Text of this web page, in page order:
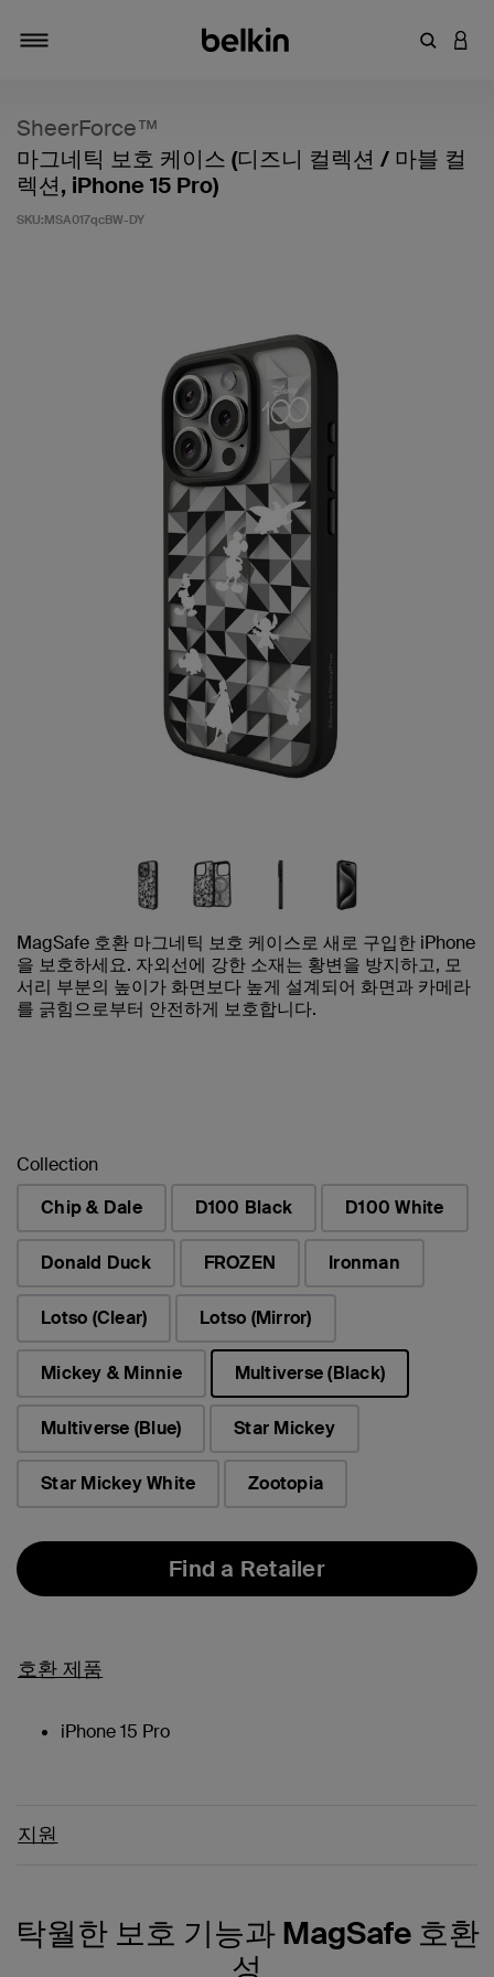
키워드
SheerForce™
마그네틱 보호 케이스 (디즈니 컬렉션 / 마블 컬
렉션, iPhone 15 Pro)
SKU:MSA017qcBW-DY
MagSafe 호환 마그네틱 보호 케이스로 새로 구입한 iPhone
을 보호하세요. 자외선에 강한 소재는 황변을 방지하고, 모
서리 부분의 높이가 화면보다 높게 설계되어 화면과 카메라
를 긁힘으로부터 안전하게 보호합니다.
Collection
Chip & Dale
D100 Black D100 White
Donald Duck FROZEN Ironman
Lotso (Clear) Lotso (Mirror)
Mickey & Minnie
Multiverse (Black)
선택됨
Multiverse (Blue)
Star Mickey
Star Mickey White Zootopia
Find a Retailer
호환 제품
iPhone 15 Pro
지원
탁월한 보호 기능과 MagSafe 호환
성